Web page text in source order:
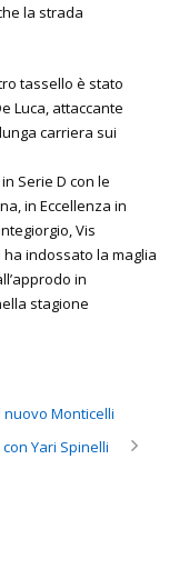
la strada
tassello è stato
Luca, attaccante
carriera sui
Serie D con le
in Eccellenza in
Vis
indossato la maglia
in
stagione
Monticelli
Yari Spinelli